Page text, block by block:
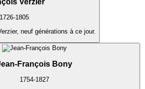
1726-1805
neuf générations à ce jour.
François Bony
1754-1827